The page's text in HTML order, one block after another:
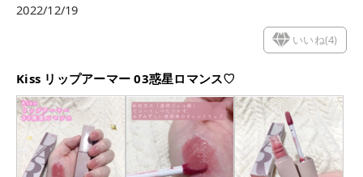
2022/12/19
いいね(4)
Kiss リップアーマー 03惑星ロマンス♡